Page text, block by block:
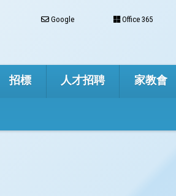
Google Office 365
招標 人才招聘 家教會